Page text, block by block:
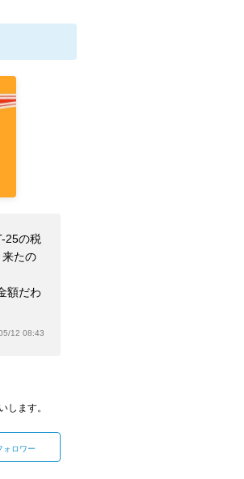
25の税
たの
額だわ
12 08:43
します。
ロワー